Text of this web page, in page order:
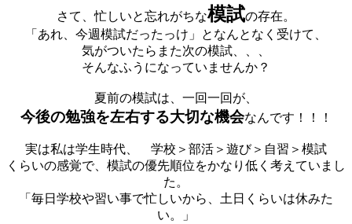
さて、忙しいと忘れがちな模試の存在。
「あれ、今週模試だったっけ」となんとなく受けて、
気がついたらまた次の模試、、、
そんなふうになっていませんか？
夏前の模試は、一回一回が、
今後の勉強を左右する大切な機会なんです！！！
実は私は学生時代、 学校＞部活＞遊び＞自習＞模試
くらいの感覚で、模試の優先順位をかなり低く考えていまし
た。
「毎日学校や習い事で忙しいから、土日くらいは休みた
い。」